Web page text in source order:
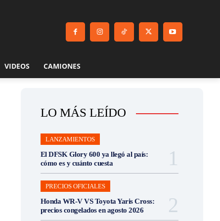
VIDEOS CAMIONES
LO MÁS LEÍDO
LANZAMIENTOS
El DFSK Glory 600 ya llegó al país:
cómo es y cuánto cuesta
PRECIOS OFICIALES
Honda WR-V VS Toyota Yaris Cross:
precios congelados en agosto 2026